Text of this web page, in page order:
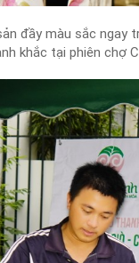
đầy màu sắc
khắc tại phiên chợ